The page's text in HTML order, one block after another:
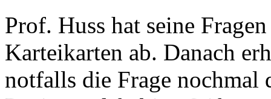
Prof. Huss hat seine
Karteikarten ab. Danach
notfalls die Frage nochmal